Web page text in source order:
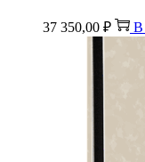
37 350,00 ₽ В